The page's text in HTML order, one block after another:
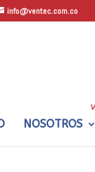
info@ventec.com.co
NOSOTROS